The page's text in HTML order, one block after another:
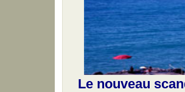
Le nouveau